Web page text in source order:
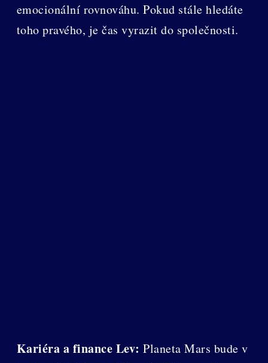
emocionální rovnováhu. Pokud stále hledáte
toho pravého, je čas vyrazit do společnosti.
Kariéra a finance Lev:Planeta Mars bude v